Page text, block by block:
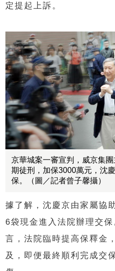
定提起上訴。
京華城案一審宣判，威京集
期徒刑，加保3000萬元，沈
保。（圖／記者曾子馨攝）
據了解，沈慶京由家屬協
6袋現金進入法院辦理交
言，法院臨時提高保釋金
及，即便最終順利完成交